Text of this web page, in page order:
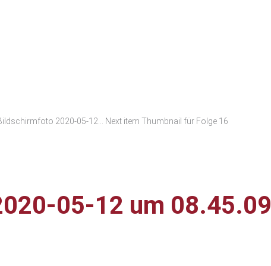
2020-05-12... Next item Thumbnail für Folge 16
05-12 um 08.45.09